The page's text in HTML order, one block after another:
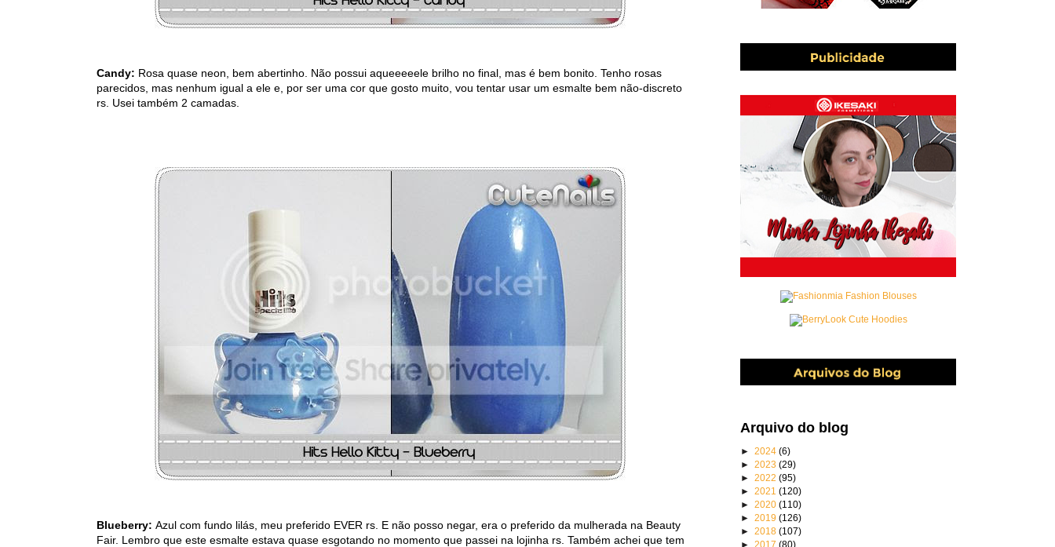
Candy: Rosa quase neon, bem abertinho. Não possui aqueeeeele brilho no final, mas é bem bonito. Tenho rosas
parecidos, mas nenhum igual a ele e, por ser uma cor que gosto muito, vou tentar usar um esmalte bem não-discreto
rs. Usei também 2 camadas.
Blueberry: Azul com fundo lilás, meu preferido EVER rs. E não posso negar, era o preferido da mulherada na Beauty
Fair. Lembro que este esmalte estava quase esgotando no momento que passei na lojinha rs. Também achei que tem
Arquivo do blog
►2024(6)
►2023(29)
►2022(95)
►2021(120)
►2020(110)
►2019(126)
►2018(107)